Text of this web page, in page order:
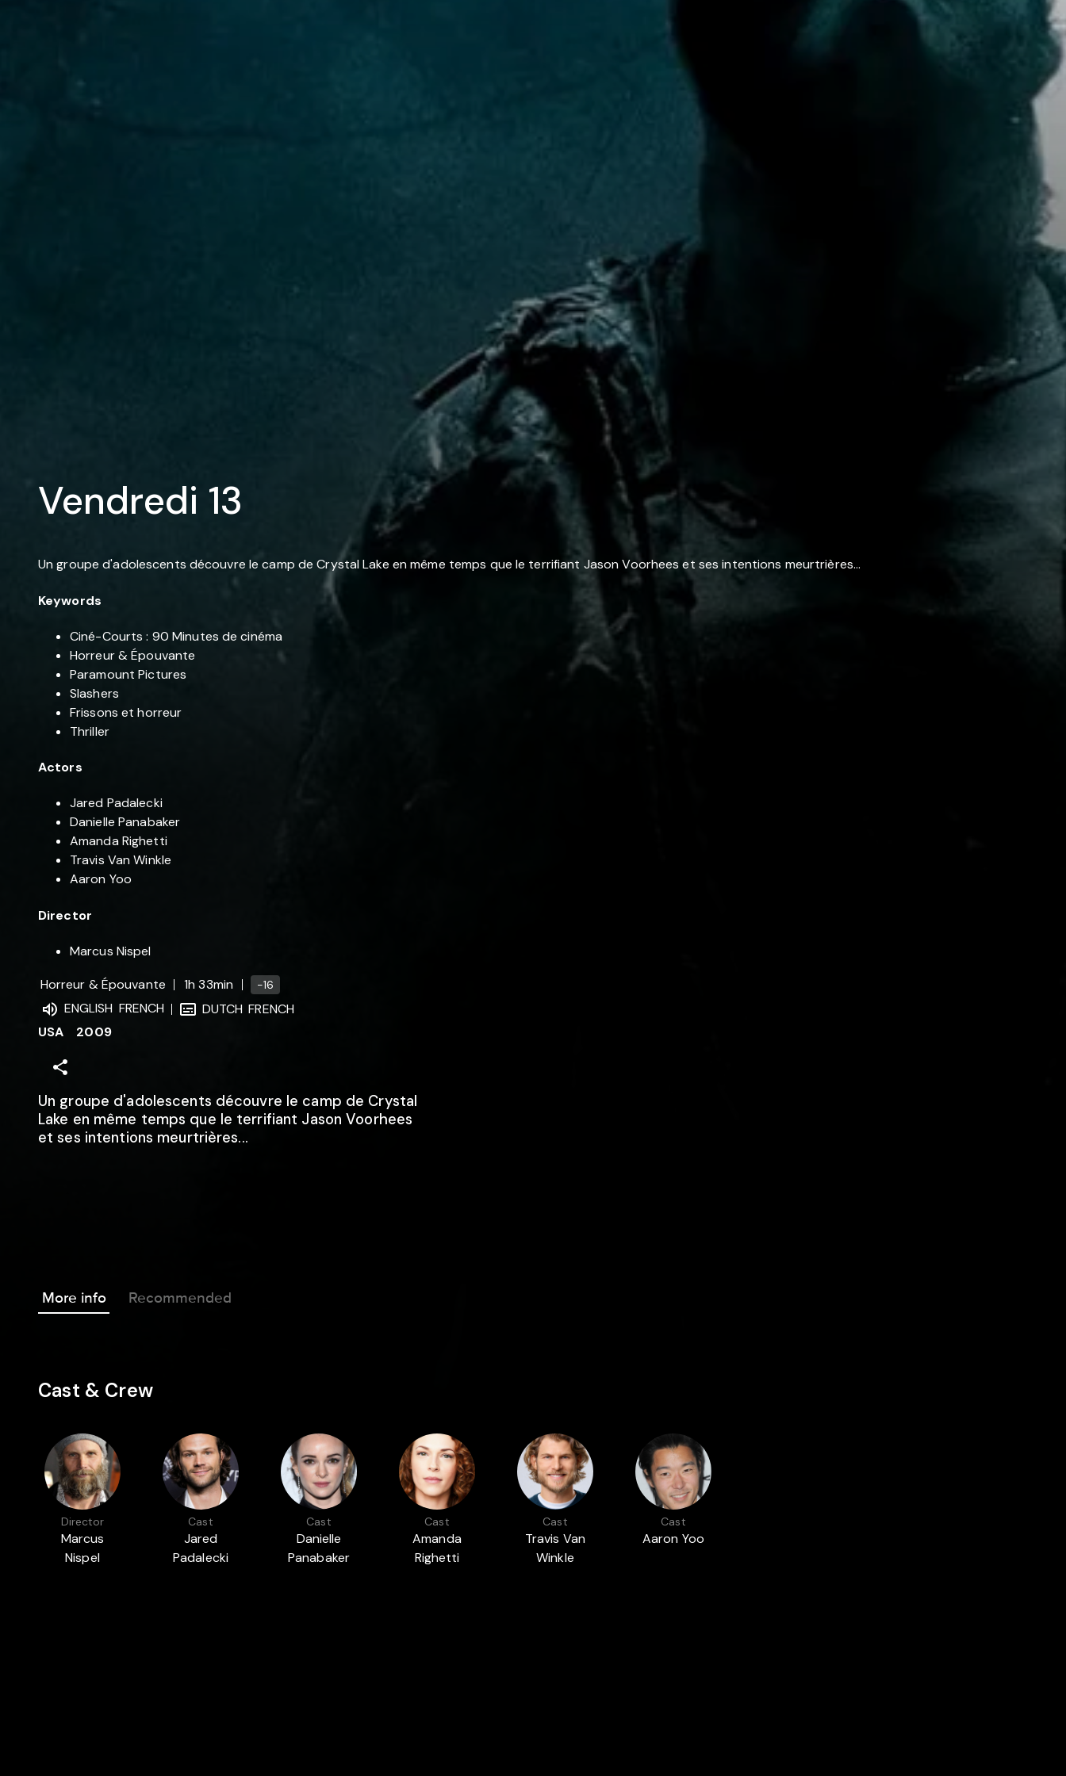
Vendredi 13
Un groupe d'adolescents découvre le camp de Crystal Lake en même temps que le terrifiant Jason Voorhees et ses intentions meurtrières...
Keywords
Ciné-Courts : 90 Minutes de cinéma
Horreur & Épouvante
Paramount Pictures
Slashers
Frissons et horreur
Thriller
Actors
Jared Padalecki
Danielle Panabaker
Amanda Righetti
Travis Van Winkle
Aaron Yoo
Director
Marcus Nispel
Horreur & Épouvante
1h 33min -16
ENGLISH FRENCH DUTCH FRENCH
USA
2009
Un groupe d'adolescents découvre le camp de Crystal
Lake en même temps que le terrifiant Jason Voorhees
et ses intentions meurtrières...
More info Recommended
Cast & Crew
Director
Marcus
Nispel
Cast
Jared
Padalecki
Cast
Danielle
Panabaker
Cast
Amanda
Righetti
Cast
Travis Van
Winkle
Cast
Aaron Yoo